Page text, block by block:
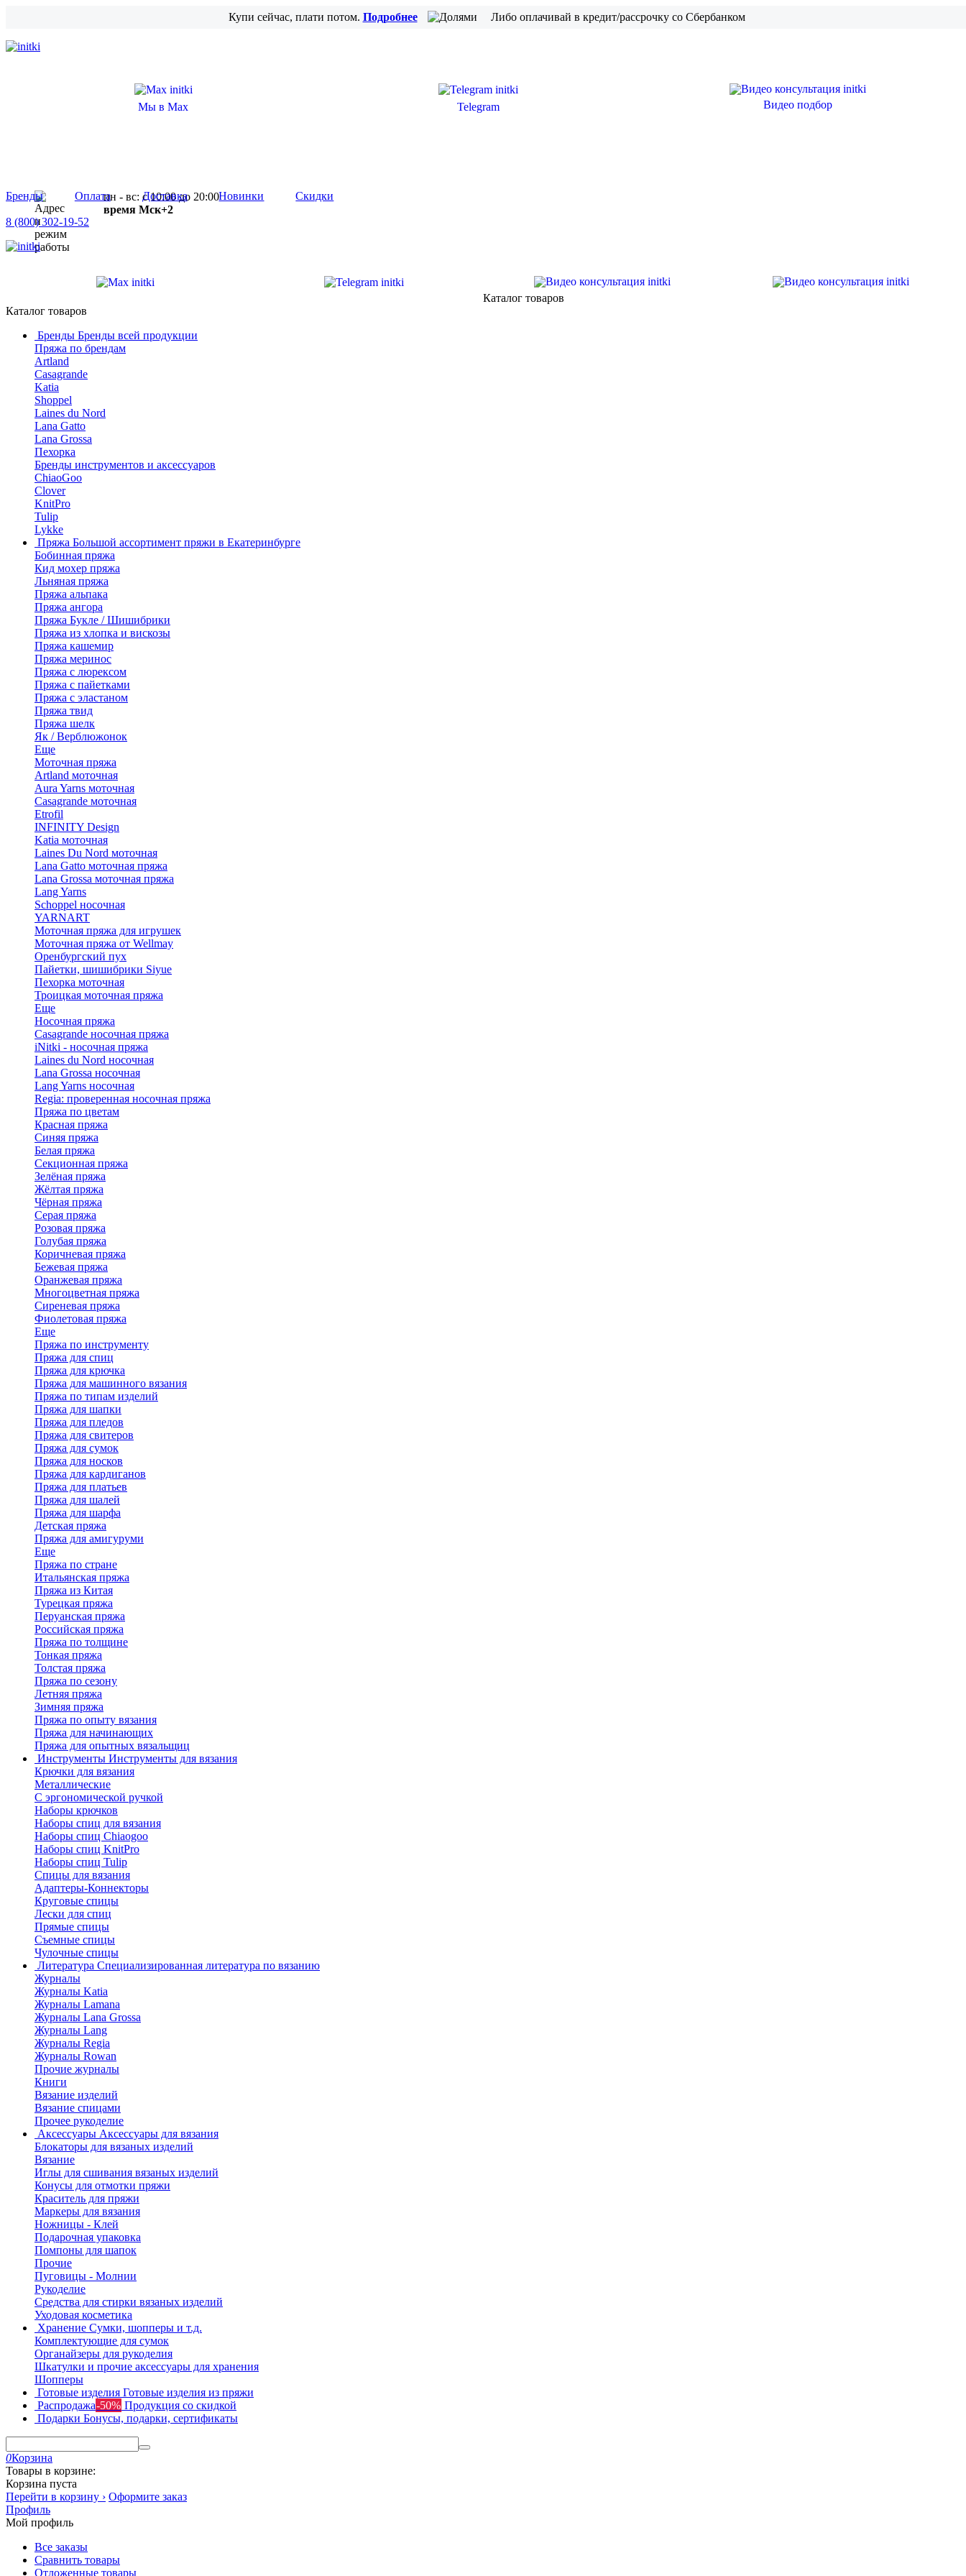
Купи сейчас, плати потом. Подробнее Либо оплачивай в кредит/рассрочку со Сбербанком
Мы в Max Telegram Видео подбор
Бренды Оплата Доставка Новинки Скидки
8 (800) 302-19-52
пн - вс: с 10:00 до 20:00
время Мск+2
Каталог товаров
Каталог товаров
Бренды Бренды всей продукции
Пряжа по брендам
Artland
Casagrande
Katia
Shoppel
Laines du Nord
Lana Gatto
Lana Grossa
Пехорка
Бренды инструментов и аксессуаров
ChiaoGoo
Clover
KnitPro
Tulip
Lykke
Пряжа Большой ассортимент пряжи в Екатеринбурге
Бобинная пряжа
Кид мохер пряжа
Льняная пряжа
Пряжа альпака
Пряжа ангора
Пряжа Букле / Шишибрики
Пряжа из хлопка и вискозы
Пряжа кашемир
Пряжа меринос
Пряжа с люрексом
Пряжа с пайетками
Пряжа с эластаном
Пряжа твид
Пряжа шелк
Як / Верблюжонок
Еще
Моточная пряжа
Artland моточная
Aura Yarns моточная
Casagrande моточная
Etrofil
INFINITY Design
Katia моточная
Laines Du Nord моточная
Lana Gatto моточная пряжа
Lana Grossa моточная пряжа
Lang Yarns
Schoppel носочная
YARNART
Моточная пряжа для игрушек
Моточная пряжа от Wellmay
Оренбургский пух
Пайетки, шишибрики Siyue
Пехорка моточная
Троицкая моточная пряжа
Еще
Носочная пряжа
Casagrande носочная пряжа
iNitki - носочная пряжа
Laines du Nord носочная
Lana Grossa носочная
Lang Yarns носочная
Regia: проверенная носочная пряжа
Пряжа по цветам
Красная пряжа
Синяя пряжа
Белая пряжа
Секционная пряжа
Зелёная пряжа
Жёлтая пряжа
Чёрная пряжа
Серая пряжа
Розовая пряжа
Голубая пряжа
Коричневая пряжа
Бежевая пряжа
Оранжевая пряжа
Многоцветная пряжа
Сиреневая пряжа
Фиолетовая пряжа
Еще
Пряжа по инструменту
Пряжа для спиц
Пряжа для крючка
Пряжа для машинного вязания
Пряжа по типам изделий
Пряжа для шапки
Пряжа для пледов
Пряжа для свитеров
Пряжа для сумок
Пряжа для носков
Пряжа для кардиганов
Пряжа для платьев
Пряжа для шалей
Пряжа для шарфа
Детская пряжа
Пряжа для амигуруми
Еще
Пряжа по стране
Итальянская пряжа
Пряжа из Китая
Турецкая пряжа
Перуанская пряжа
Российская пряжа
Пряжа по толщине
Тонкая пряжа
Толстая пряжа
Пряжа по сезону
Летняя пряжа
Зимняя пряжа
Пряжа по опыту вязания
Пряжа для начинающих
Пряжа для опытных вязальщиц
Инструменты Инструменты для вязания
Крючки для вязания
Металлические
С эргономической ручкой
Наборы крючков
Наборы спиц для вязания
Наборы спиц Chiaogoo
Наборы спиц KnitPro
Наборы спиц Tulip
Спицы для вязания
Адаптеры-Коннекторы
Круговые спицы
Лески для спиц
Прямые спицы
Съемные спицы
Чулочные спицы
Литература Специализированная литература по вязанию
Журналы
Журналы Katia
Журналы Lamana
Журналы Lana Grossa
Журналы Lang
Журналы Regia
Журналы Rowan
Прочие журналы
Книги
Вязание изделий
Вязание спицами
Прочее рукоделие
Аксессуары Аксессуары для вязания
Блокаторы для вязаных изделий
Вязание
Иглы для сшивания вязаных изделий
Конусы для отмотки пряжи
Краситель для пряжи
Маркеры для вязания
Ножницы - Клей
Подарочная упаковка
Помпоны для шапок
Прочие
Пуговицы - Молнии
Рукоделие
Средства для стирки вязаных изделий
Уходовая косметика
Хранение Сумки, шопперы и т.д.
Комплектующие для сумок
Органайзеры для рукоделия
Шкатулки и прочие аксессуары для хранения
Шопперы
Готовые изделия Готовые изделия из пряжи
Распродажа-50% Продукция со скидкой
Подарки Бонусы, подарки, сертификаты
0Корзина
Товары в корзине:
Корзина пуста
Перейти в корзину › Оформите заказ
Профиль
Мой профиль
Все заказы
Сравнить товары
Отложенные товары